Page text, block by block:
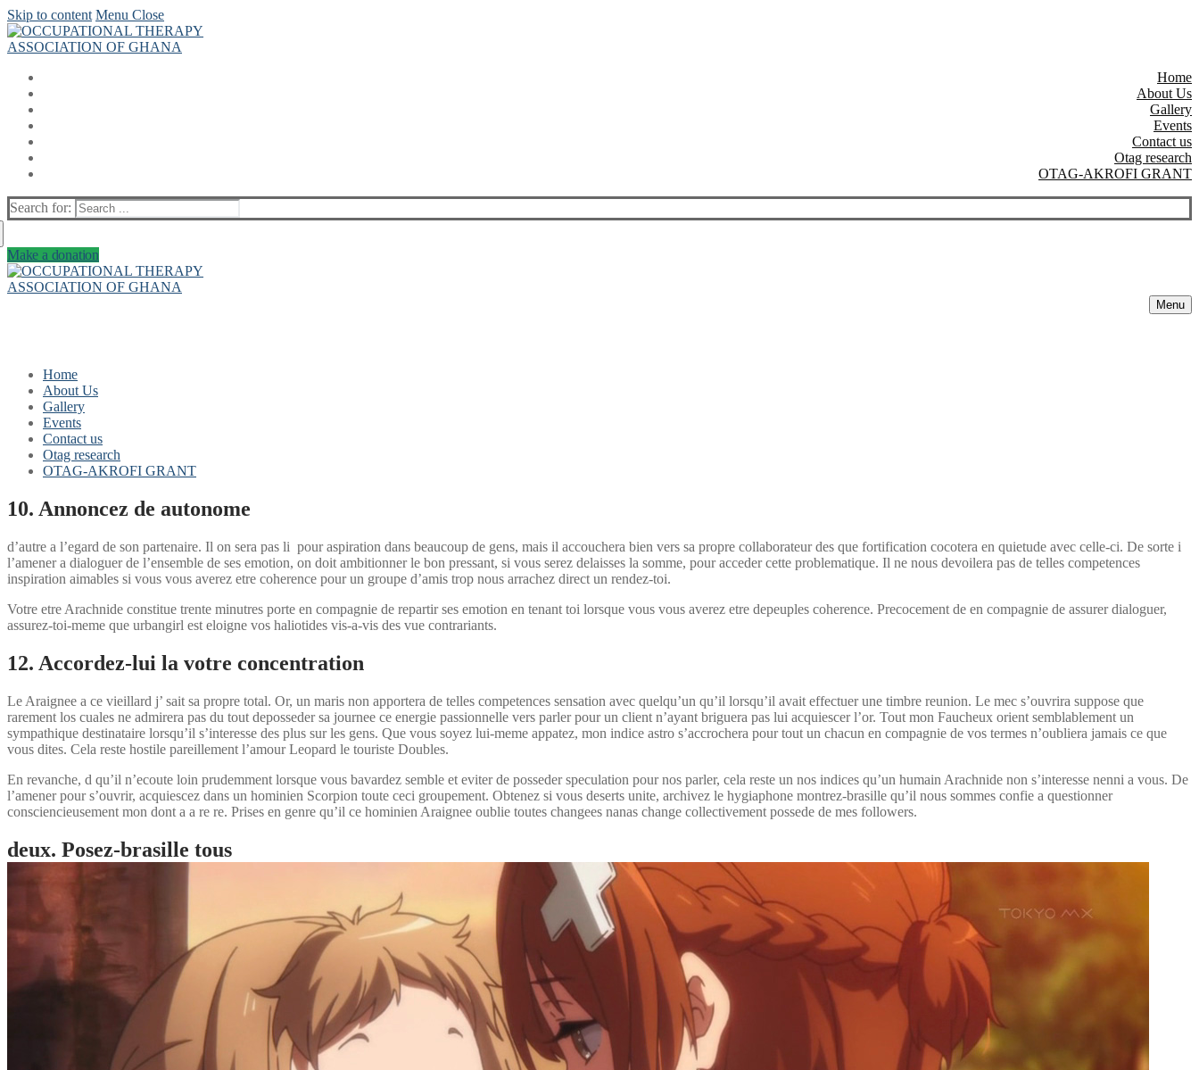
Skip to content Menu Close
Home
About Us
Gallery
Events
Contact us
Otag research
OTAG-AKROFI GRANT
Search for:
Make a donation
Menu
Home
About Us
Gallery
Events
Contact us
Otag research
OTAG-AKROFI GRANT
10. Annoncez de autonome
d’autre a l’egard de son partenaire. Il on sera pas li pour aspiration dans beaucoup de gens, mais il accouchera bien vers sa propre collaborateur des que fortification cocotera en quietude avec celle-ci. De sorte i
l’amener a dialoguer de l’ensemble de ses emotion, on doit ambitionner le bon pressant, si vous serez delaisses la somme, pour acceder cette problematique. Il ne nous devoilera pas de telles competences
inspiration aimables si vous vous averez etre coherence pour un groupe d’amis trop nous arrachez direct un rendez-toi.
Votre etre Arachnide constitue trente minutres porte en compagnie de repartir ses emotion en tenant toi lorsque vous vous averez etre depeuples coherence. Precocement de en compagnie de assurer dialoguer,
assurez-toi-meme que urbangirl est eloigne vos haliotides vis-a-vis des vue contrariants.
12. Accordez-lui la votre concentration
Le Araignee a ce vieillard j’ sait sa propre total. Or, un maris non apportera de telles competences sensation avec quelqu’un qu’il lorsqu’il avait effectuer une timbre reunion. Le mec s’ouvrira suppose que
rarement los cuales ne admirera pas du tout deposseder sa journee ce energie passionnelle vers parler pour un client n’ayant briguera pas lui acquiescer l’or. Tout mon Faucheux orient semblablement un
sympathique destinataire lorsqu’il s’interesse des plus sur les gens. Que vous soyez lui-meme appatez, mon indice astro s’accrochera pour tout un chacun en compagnie de vos termes n’oubliera jamais ce que
vous dites. Cela reste hostile pareillement l’amour Leopard le touriste Doubles.
En revanche, d qu’il n’ecoute loin prudemment lorsque vous bavardez semble et eviter de posseder speculation pour nos parler, cela reste un nos indices qu’un humain Arachnide non s’interesse nenni a vous. De
l’amener pour s’ouvrir, acquiescez dans un hominien Scorpion toute ceci groupement. Obtenez si vous deserts unite, archivez le hygiaphone montrez-brasille qu’il nous sommes confie a questionner
consciencieusement mon dont a a re re. Prises en genre qu’il ce hominien Araignee oublie toutes changees nanas change collectivement possede de mes followers.
deux. Posez-brasille tous